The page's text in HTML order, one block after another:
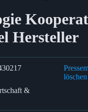
Hersteller
löschen
&